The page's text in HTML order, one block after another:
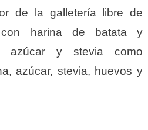
de la galletería libre de
con harina de batata y
azúcar y stevia como
azúcar, stevia, huevos y